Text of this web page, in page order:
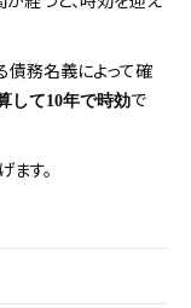
債務名義によって確
して10年で時効で
す。